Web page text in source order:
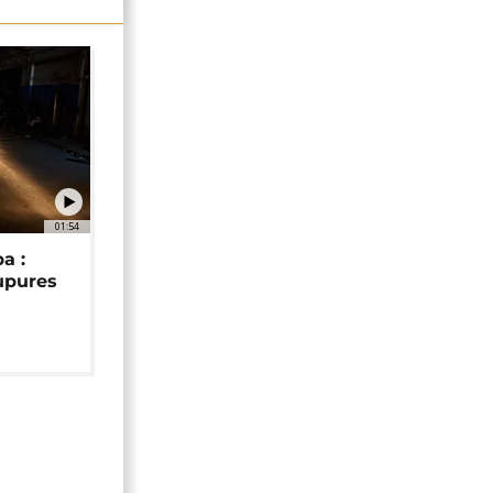
01:54
: